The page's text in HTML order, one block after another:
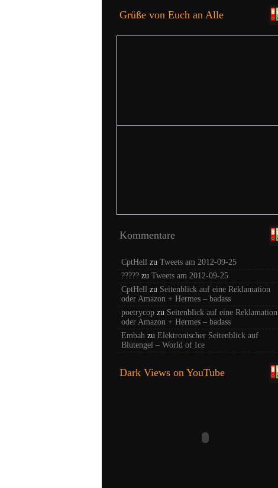
Grüße von Euch an Alle
Kommentare
CptHell zu Tweets am 2012-09-25
????? zu Tweets am 2012-09-25
CptHell zu Seitenblick auf eine Reklamation
oder Amazon + Hermes – badass
poetrycop zu Seitenblick auf eine Reklamation
oder Amazon + Hermes – badass
Embah zu Elektronischer Seitenblick auf
Blutengel – World of Ice
Dark Views on YouTube